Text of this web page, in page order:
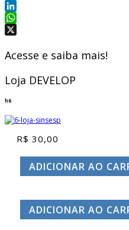
Facebook
LinkedIn
WhatsApp
Acesse e saiba mais!
Loja DEVELOP
h6
R$ 30,00
ADICIONAR AO
ADICIONAR AO